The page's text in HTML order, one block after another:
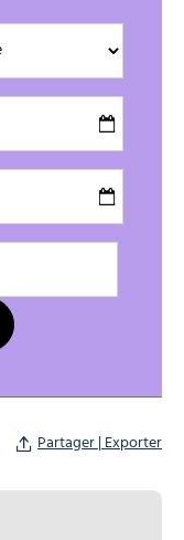
Partager | Exporter